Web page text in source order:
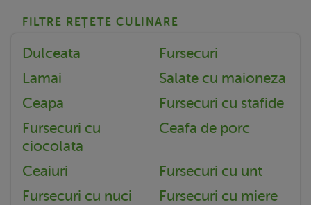
FILTRE REȚETE CULINARE
Dulceata
Fursecuri
Lamai
Salate cu maioneza
Ceapa
Fursecuri cu stafide
Fursecuri cu
ciocolata
Ceafa de porc
Ceaiuri
Fursecuri cu unt
Fursecuri cu nuci
Fursecuri cu miere